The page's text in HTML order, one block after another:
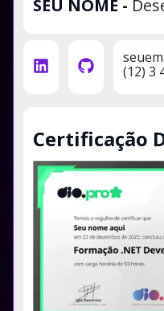
SEU NOME -
(12) 3
Certificação